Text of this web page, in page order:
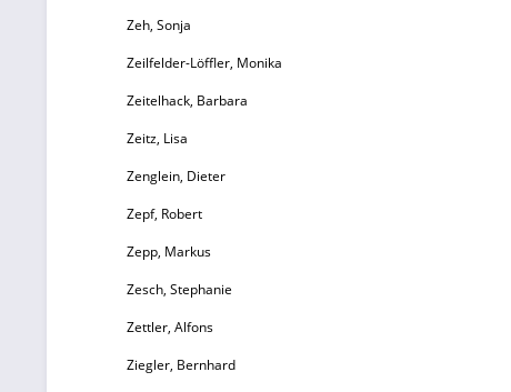
Zeh, Sonja
Zeilfelder-Löffler, Monika
Zeitelhack, Barbara
Zeitz, Lisa
Zenglein, Dieter
Zepf, Robert
Zepp, Markus
Zesch, Stephanie
Zettler, Alfons
Ziegler, Bernhard